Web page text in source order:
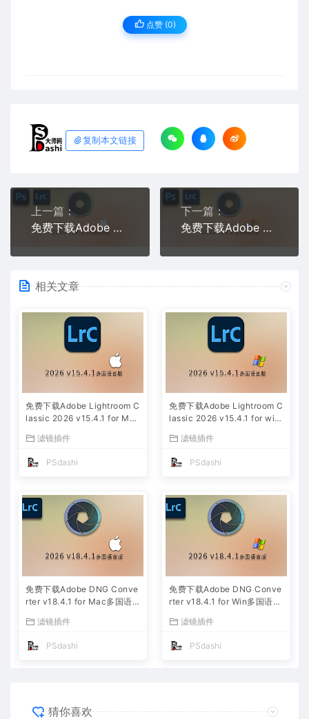
点赞 (0)
复制本文链接
上一篇：
免费下载Adobe DNG Converter v18.3.1 for Mac多国语言中文版安装包图片RAW相机照片格式转换器Lrc数字负片PS插件软件工具
下一篇：
免费下载Adobe DNG Converter v18.3.2 for Win多国语言中文版安装包图片RAW相机照片格式转换器Lrc数字负片PS插件软件工具
相关文章
免费下载Adobe Lightroom C
lassic 2026 v15.4.1 for Mac
安装包摄影后期照片图片编辑
工具
滤镜插件
PSdashi
免费下载Adobe Lightroom C
lassic 2026 v15.4.1 for win
安装包摄影后期照片图片编辑
工具
滤镜插件
PSdashi
免费下载Adobe DNG Conve
rter v18.4.1 for Mac多国语
照片格式转换器Lrc数字负片P
滤镜插件
PSdashi
免费下载Adobe DNG Conve
rter v18.4.1 for Win多国语言
片格式转换器Lrc数字负片PS
滤镜插件
PSdashi
猜你喜欢